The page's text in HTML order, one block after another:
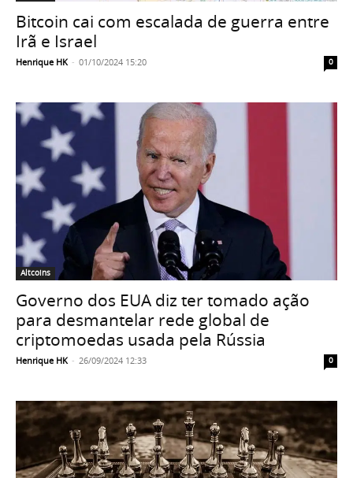
Bitcoin cai com escalada de guerra entre
Irã e Israel
Henrique HK - 01/10/2024 15:20 0
Altcoins
Governo dos EUA diz ter tomado ação
para desmantelar rede global de
criptomoedas usada pela Rússia
Henrique HK - 26/09/2024 12:33 0